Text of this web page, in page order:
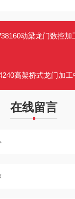
动梁龙门数控加
高架桥式龙门加工
在线留言